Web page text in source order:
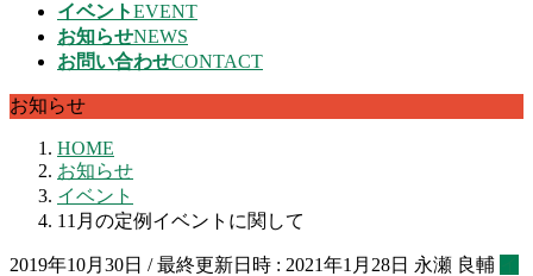
イベントEVENT
お知らせNEWS
お問い合わせCONTACT
お知らせ
HOME
お知らせ
イベント
11月の定例イベントに関して
2019年10月30日 / 最終更新日時 : 2021年1月28日 永瀬 良輔